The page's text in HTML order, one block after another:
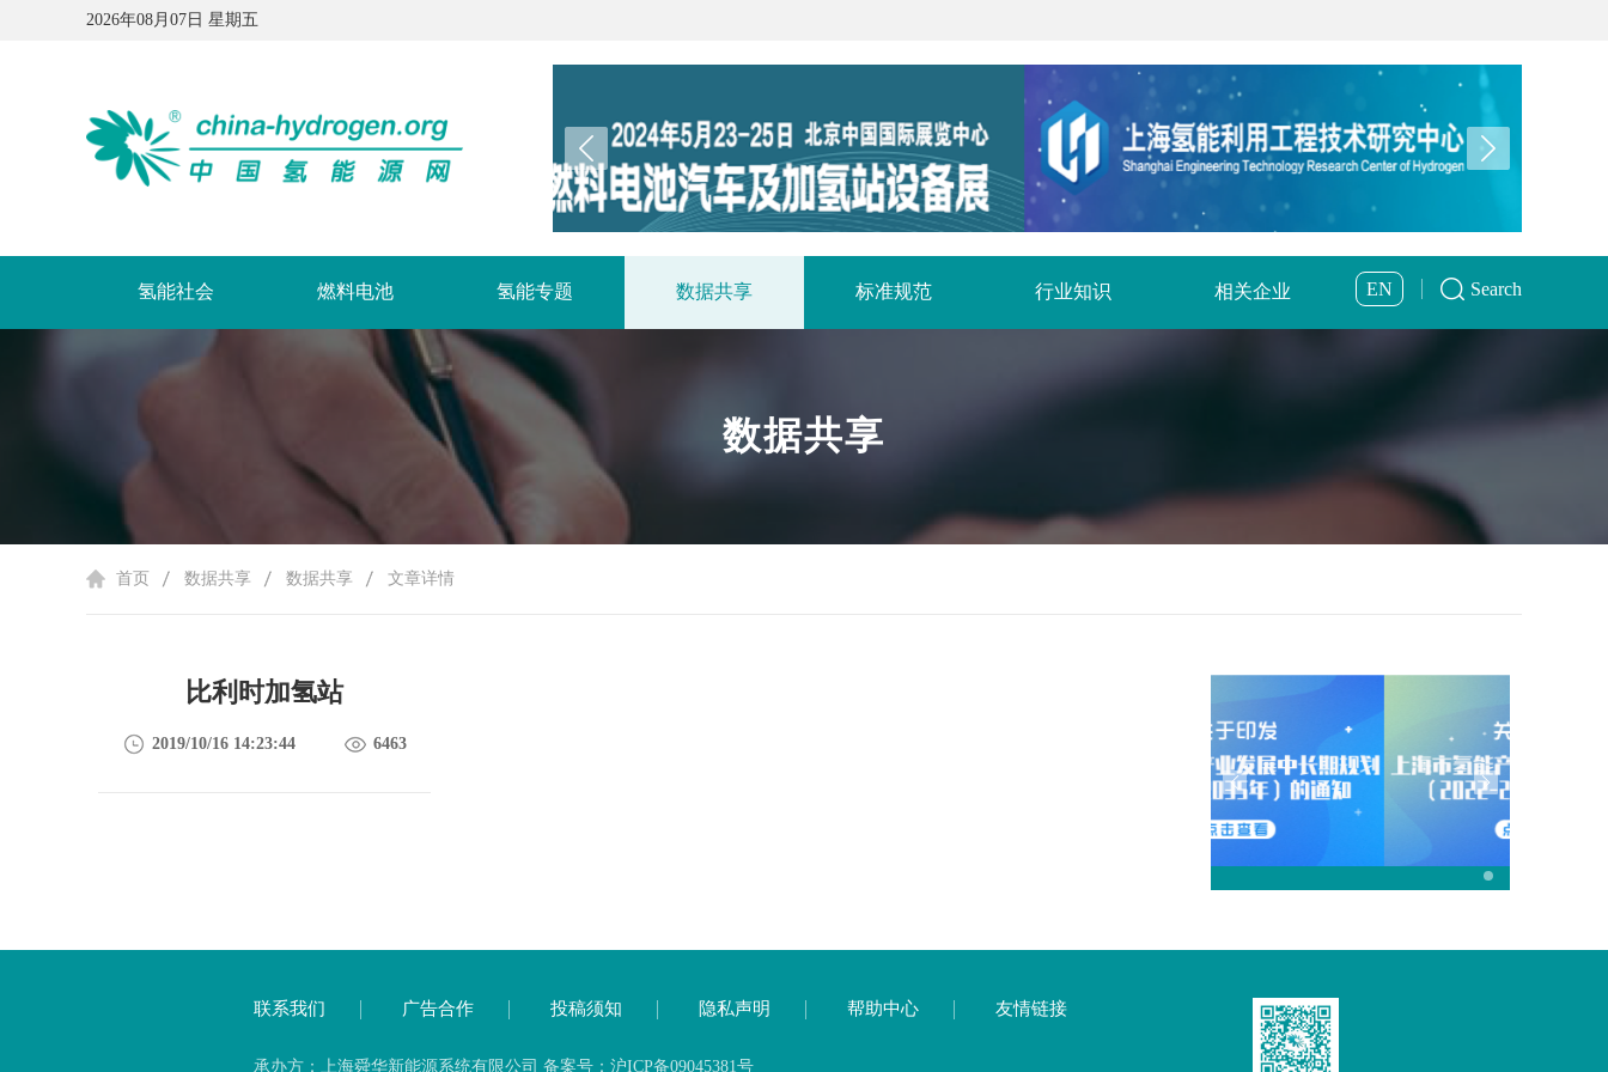
2026年08月07日 星期五
氢能社会 燃料电池 氢能专题 数据共享 标准规范 行业知识 相关企业 EN Search
数据共享
首页 数据共享 数据共享 文章详情
比利时加氢站
2019/10/16 14:23:44 6463
联系我们 广告合作 投稿须知 隐私声明 帮助中心 友情链接
承办方：上海舜华新能源系统有限公司 备案号：沪ICP备09045381号